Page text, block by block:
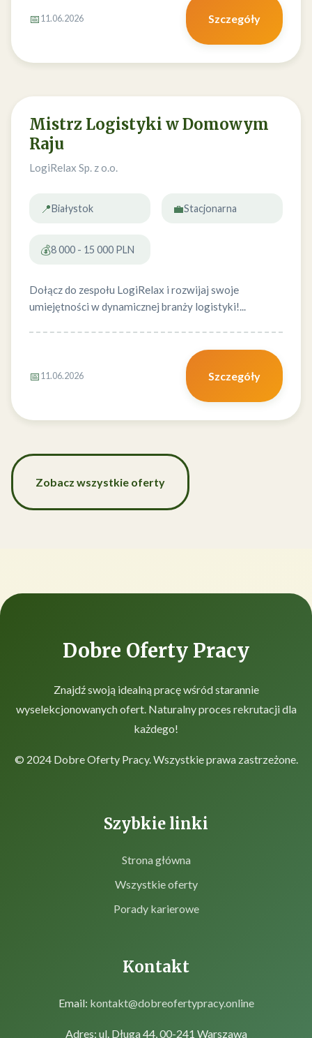
📅11.06.2026 Szczegóły
Mistrz Logistyki w Domowym
Raju
LogiRelax Sp. z o.o.
📍Białystok 💼Stacjonarna
💰8 000 - 15 000 PLN
Dołącz do zespołu LogiRelax i rozwijaj swoje
umiejętności w dynamicznej branży logistyki!...
📅11.06.2026 Szczegóły
Zobacz wszystkie oferty
Dobre Oferty Pracy
Znajdź swoją idealną pracę wśród starannie
wyselekcjonowanych ofert. Naturalny proces rekrutacji dla
każdego!
© 2024 Dobre Oferty Pracy. Wszystkie prawa zastrzeżone.
Szybkie linki
Strona główna
Wszystkie oferty
Porady karierowe
Kontakt
Email: kontakt@dobreofertypracy.online
Adres: ul. Długa 44, 00-241 Warszawa